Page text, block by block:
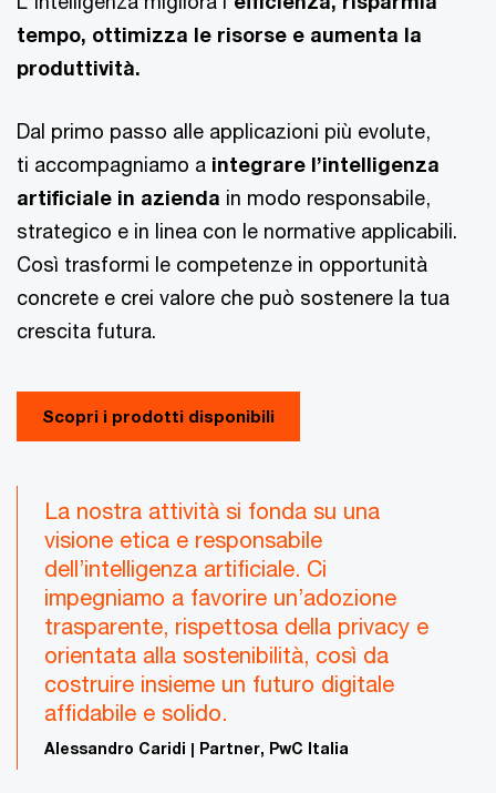
tempo, ottimizza le risorse e aumenta la
produttività.
Dal primo passo alle applicazioni più evolute,
ti accompagniamo a integrare l’intelligenza
artificiale in azienda in modo responsabile,
strategico e in linea con le normative applicabili.
Così trasformi le competenze in opportunità
concrete e crei valore che può sostenere la tua
crescita futura.
Scopri i prodotti disponibili
La nostra attività si fonda su una
visione etica e responsabile
dell’intelligenza artificiale. Ci
impegniamo a favorire un’adozione
trasparente, rispettosa della privacy e
orientata alla sostenibilità, così da
costruire insieme un futuro digitale
affidabile e solido.
Alessandro Caridi | Partner, PwC Italia